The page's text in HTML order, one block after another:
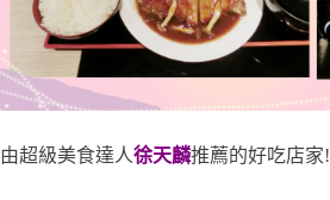
由超級美食達人徐天麟推薦的好吃店家!